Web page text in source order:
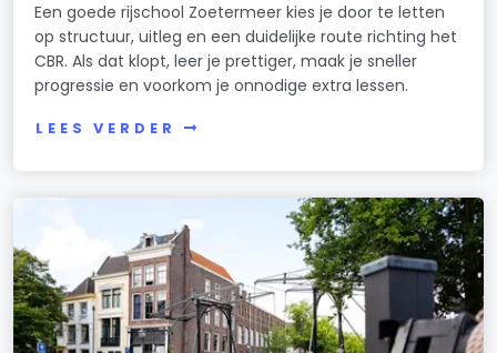
Een goede rijschool Zoetermeer kies je door te letten
op structuur, uitleg en een duidelijke route richting het
CBR. Als dat klopt, leer je prettiger, maak je sneller
progressie en voorkom je onnodige extra lessen.
LEES VERDER